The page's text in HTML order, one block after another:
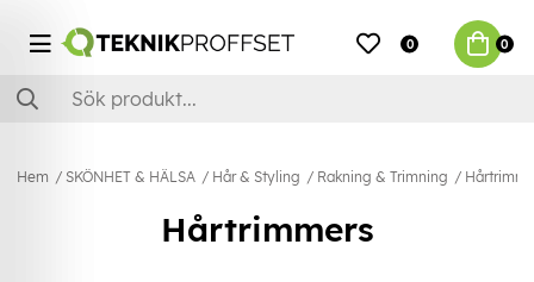
0 0
Hem SKÖNHET & HÄLSA Hår & Styling Rakning & Trimning
Hårtrimmers